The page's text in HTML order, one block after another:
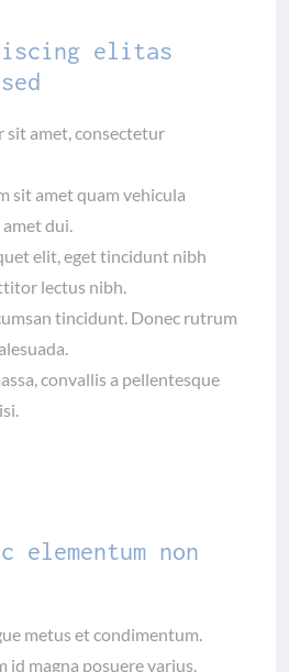
elitas
sit amet, consectetur
sit amet quam vehicula
dui.
elit, eget tincidunt nibh
lectus nibh.
tincidunt. Donec rutrum
convallis a pellentesque
elementum non
metus et condimentum.
magna posuere varius.